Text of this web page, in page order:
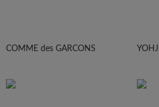
COMME des GARCONS